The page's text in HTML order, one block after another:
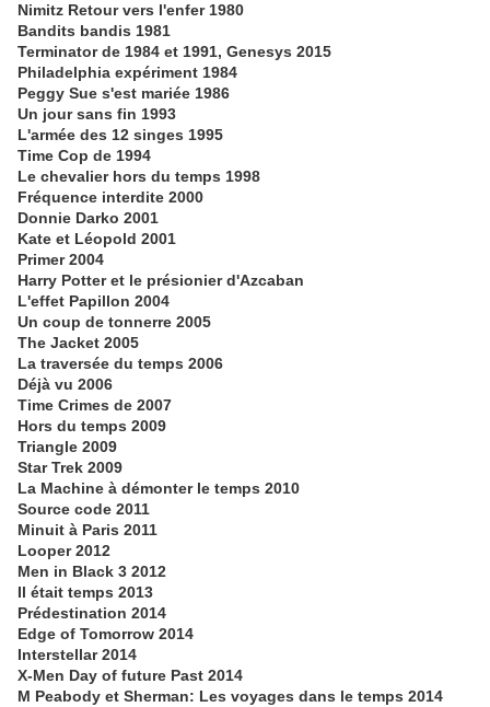
Nimitz Retour vers l'enfer 1980
Bandits bandis 1981
Terminator de 1984 et 1991, Genesys 2015
Philadelphia expériment 1984
Peggy Sue s'est mariée 1986
Un jour sans fin 1993
L'armée des 12 singes 1995
Time Cop de 1994
Le chevalier hors du temps 1998
Fréquence interdite 2000
Donnie Darko 2001
Kate et Léopold 2001
Primer 2004
Harry Potter et le présionier d'Azcaban
L'effet Papillon 2004
Un coup de tonnerre 2005
The Jacket 2005
La traversée du temps 2006
Déjà vu 2006
Time Crimes de 2007
Hors du temps 2009
Triangle 2009
Star Trek 2009
La Machine à démonter le temps 2010
Source code 2011
Minuit à Paris 2011
Looper 2012
Men in Black 3 2012
Il était temps 2013
Prédestination 2014
Edge of Tomorrow 2014
Interstellar 2014
X-Men Day of future Past 2014
M Peabody et Sherman: Les voyages dans le temps 2014